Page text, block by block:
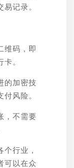
记录。
维码，即
。
的加密技
风险。
，不需要
个行业，
可以在众